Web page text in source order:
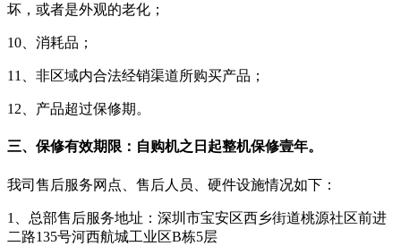
坏，或者是外观的老化；
10、消耗品；
11、非区域内合法经销渠道所购买产品；
12、产品超过保修期。
三、保修有效期限：自购机之日起整机保修壹年。
我司售后服务网点、售后人员、硬件设施情况如下：
1、总部售后服务地址：深圳市宝安区西乡街道桃源社区前进
二路135号河西航城工业区B栋5层